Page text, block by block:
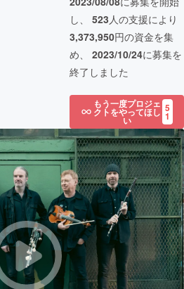
し、 523人の支援により
3,373,950円の資金を集
め、 2023/10/24に募集を
終了しました
もう一度プロジェ
クトをやってほし
い
5
1